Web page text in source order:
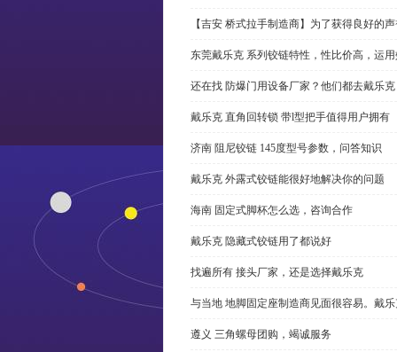
【吉安 桥式拉手制造商】为了获得良好的
东莞戴乐克 系列铰链特性，性比价高，运
还在找 防爆门用设备厂家？他们都去戴乐克
戴乐克 直角回转锁 带l型把手值得用户拥有
济南 阻尼铰链 145度型号参数，问答知识
戴乐克 外露式铰链能很好地解决你的问题
海南 固定式脚杯怎么选，咨询合作
戴乐克 隐藏式铰链用了都说好
找遍所有 接头厂家，还是选择戴乐克
与当地 地脚固定座制造商见面很容易。戴
遵义 三角螺母团购，竭诚服务